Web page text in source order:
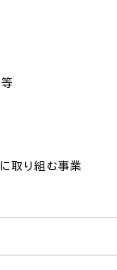
取り組む事業